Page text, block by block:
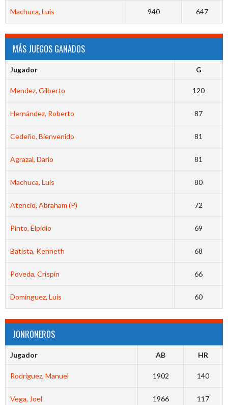
Machuca, Luis 940 647
MÁS JUEGOS GANADOS
Jugador G
Mendez, Gilberto 120
Hernández, Roberto 87
Cedeño, Bienvenido 81
Agrazal, Dario 81
Machuca, Luis 80
Atencio, Abraham (P) 72
Pinto, Elpidio 69
Batista, Kenneth 68
Poveda, Crispín 66
Dominguez, Luis 60
JONRONEROS
Jugador AB HR
Rodríguez, Manuel 1902 140
Vega, Joel 1966 117